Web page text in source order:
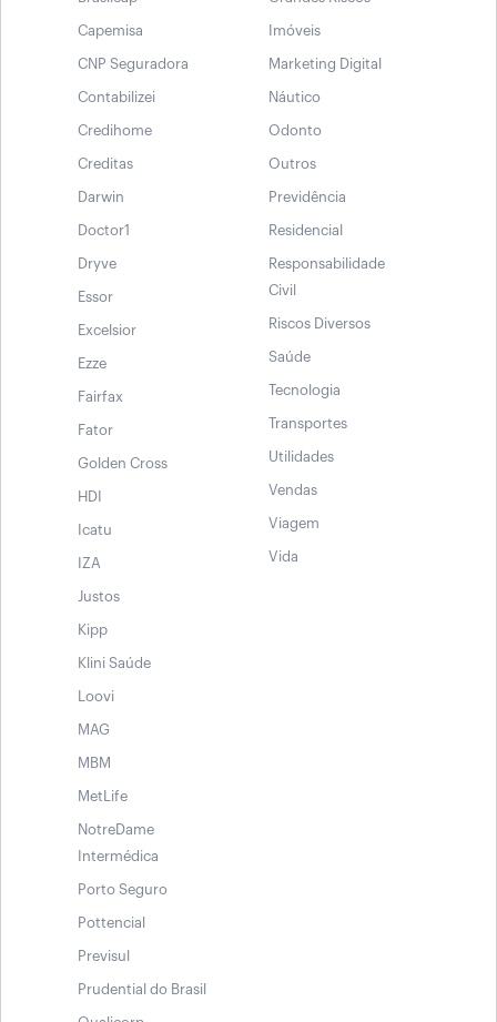
Capemisa
CNP Seguradora
Contabilizei
Credihome
Creditas
Darwin
Doctor1
Dryve
Essor
Excelsior
Ezze
Fairfax
Fator
Golden Cross
HDI
Icatu
IZA
Justos
Kipp
Klini Saúde
Loovi
MAG
MBM
MetLife
NotreDame
Intermédica
Porto Seguro
Pottencial
Previsul
Prudential do Brasil
Imóveis
Marketing Digital
Náutico
Odonto
Outros
Previdência
Residencial
Responsabilidade
Civil
Riscos Diversos
Saúde
Tecnologia
Transportes
Utilidades
Vendas
Viagem
Vida